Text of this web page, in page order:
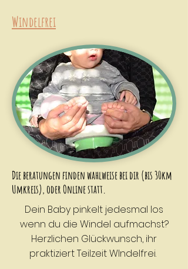
Windelfrei
Die beratungen finden wahlweise bei dir (bis 30km
Umkreis), oder Online statt.
Dein Baby pinkelt jedesmal los
wenn du die Windel aufmachst?
Herzlichen Glückwunsch, ihr
praktiziert Teilzeit WIndelfrei.